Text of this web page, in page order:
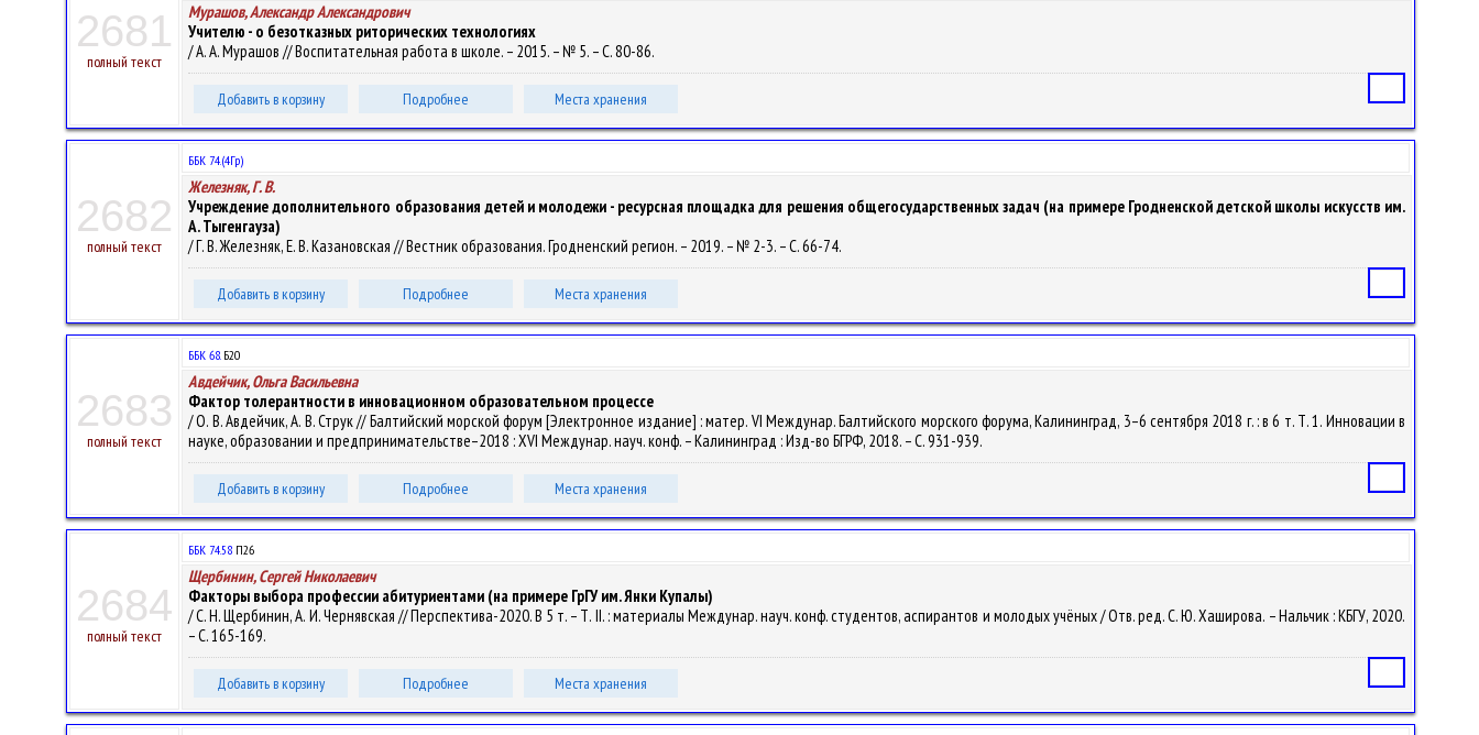
2681
полный текст
Мурашов, Александр Александрович
Учителю - о безотказных риторических технологиях
/ А. А. Мурашов // Воспитательная работа в школе. – 2015. – № 5. – С. 80-86.
Добавить в корзину Подробнее Места хранения
2682
полный текст
ББК 74.(4Гр)
Железняк, Г. В.
Учреждение дополнительного образования детей и молодежи - ресурсная площадка для решения общегосударственных задач (на примере Гродненской детской школы искусств им.
А. Тыгенгауза)
/ Г. В. Железняк, Е. В. Казановская // Вестник образования. Гродненский регион. – 2019. – № 2-3. – С. 66-74.
Добавить в корзину Подробнее Места хранения
2683
полный текст
ББК 68.Б20
Авдейчик, Ольга Васильевна
Фактор толерантности в инновационном образовательном процессе
/ О. В. Авдейчик, А. В. Струк // Балтийский морской форум [Электронное издание] : матер. VI Междунар. Балтийского морского форума, Калининград, 3–6 сентября 2018 г. : в 6 т. Т. 1. Инновации в
науке, образовании и предпринимательстве–2018 : XVI Междунар. науч. конф. – Калининград : Изд-во БГРФ, 2018. – С. 931-939.
Добавить в корзину Подробнее Места хранения
2684
полный текст
ББК 74.58 П26
Щербинин, Сергей Николаевич
Факторы выбора профессии абитуриентами (на примере ГрГУ им. Янки Купалы)
/ С. Н. Щербинин, А. И. Чернявская // Перспектива-2020. В 5 т. – Т. II. : материалы Междунар. науч. конф. студентов, аспирантов и молодых учёных / Отв. ред. С. Ю. Хаширова. – Нальчик : КБГУ, 2020.
– С. 165-169.
Добавить в корзину Подробнее Места хранения